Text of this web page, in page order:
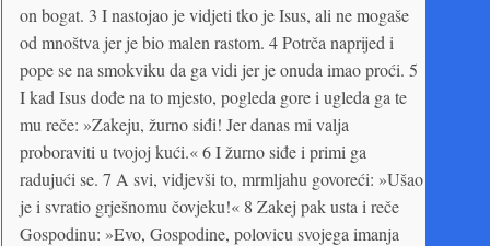
on bogat. 3 I nastojao je vidjeti tko je Isus, ali ne mogaše
od mnoštva jer je bio malen rastom. 4 Potrča naprijed i
pope se na smokviku da ga vidi jer je onuda imao proći. 5
I kad Isus dođe na to mjesto, pogleda gore i ugleda ga te
mu reče: »Zakeju, žurno siđi! Jer danas mi valja
proboraviti u tvojoj kući.« 6 I žurno siđe i primi ga
radujući se. 7 A svi, vidjevši to, mrmljahu govoreći: »Ušao
je i svratio grješnomu čovjeku!« 8 Zakej pak usta i reče
Gospodinu: »Evo, Gospodine, polovicu svojega imanja